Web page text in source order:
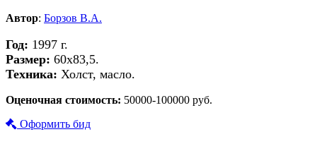
Автор: Борзов В.А.
Год: 1997 г.
Размер: 60х83,5.
Техника: Холст, масло.
Оценочная стоимость: 50000-100000 руб.
Оформить бид